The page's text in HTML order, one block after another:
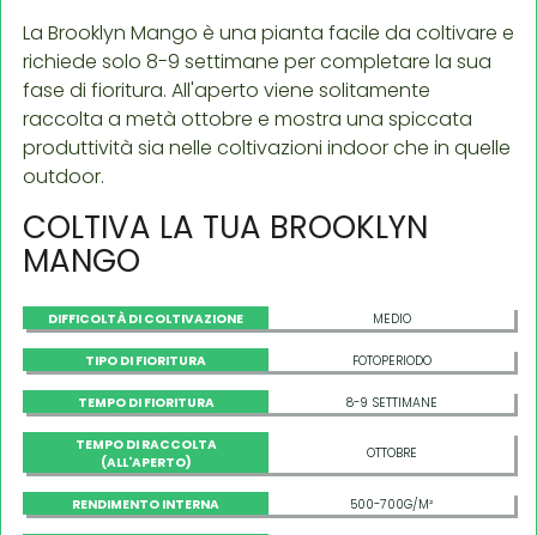
La Brooklyn Mango è una pianta facile da coltivare e
richiede solo 8-9 settimane per completare la sua
fase di fioritura. All'aperto viene solitamente
raccolta a metà ottobre e mostra una spiccata
produttività sia nelle coltivazioni indoor che in quelle
outdoor.
COLTIVA LA TUA BROOKLYN
MANGO
DIFFICOLTÀ DI COLTIVAZIONE MEDIO
TIPO DI FIORITURA FOTOPERIODO
TEMPO DI FIORITURA 8-9 SETTIMANE
TEMPO DI RACCOLTA
(ALL'APERTO)
OTTOBRE
RENDIMENTO INTERNA 500-700G/M²